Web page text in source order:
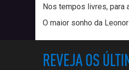
Nos tempos livres, para
O maior sonho da
REVEJA OS